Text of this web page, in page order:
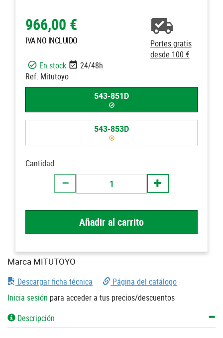
966,00 €
IVA NO INCLUIDO
Portes gratis
desde 100 €
En stock
24/48h
Ref. Mitutoyo
543-851D
543-853D
Cantidad
Añadir al carrito
Marca MITUTOYO
Descargar ficha técnica
Página del catálogo
Inicia sesión para acceder a tus precios/descuentos
Descripción